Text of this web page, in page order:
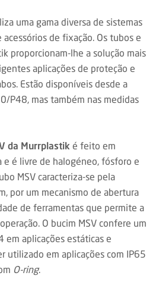
uma gama diversa de sistemas
de fixação. Os tubos e
proporcionam-lhe a solução mais
aplicações de proteção e
Estão disponíveis desde a
P48, mas também nas medidas
da Murrplastik é feito em
e é livre de halogéneo, fósforo e
MSV caracteriza-se pela
por um mecanismo de abertura
de ferramentas que permite a
O bucim MSV confere um
em aplicações estáticas e
utilizado em aplicações com IP65
O-ring.